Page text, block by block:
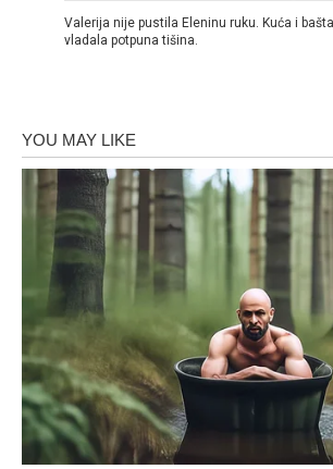
Valerija nije pustila Eleninu ruku. Kuća i
vladala potpuna tišina.